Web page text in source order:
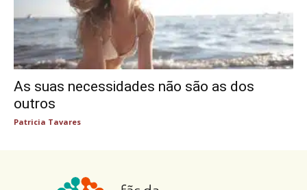
As suas necessidades não são as dos
outros
Patricia Tavares